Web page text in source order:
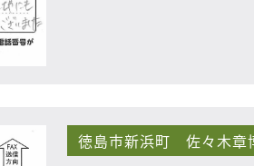
徳島市新浜町 佐々木章